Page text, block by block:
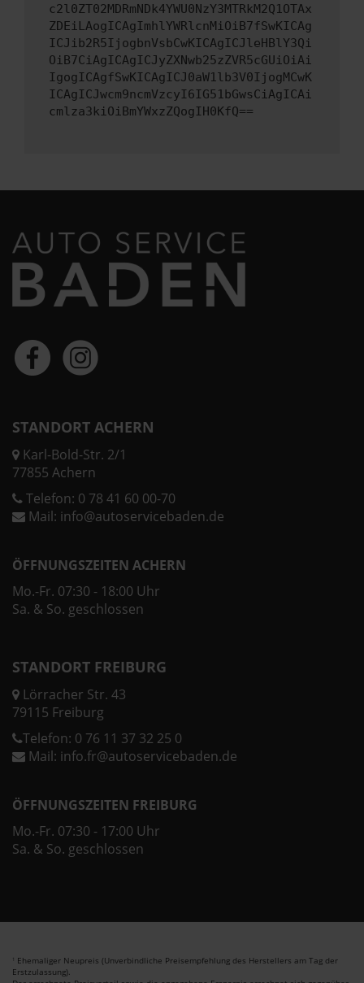
c2l0ZT02MDRmNDk4YWU0NzY3MTRkM2Q1OTAx
ZDEiLAogICAgImhlYWRlcnMiOiB7fSwKICAg
ICJib2R5IjogbnVsbCwKICAgICJleHBlY3Qi
OiB7CiAgICAgICJyZXNwb25zZVR5cGUiOiAi
IgogICAgfSwKICAgICJ0aW1lb3V0IjogMCwK
ICAgICJwcm9ncmVzcyI6IG51bGwsCiAgICAi
cmlza3kiOiBmYWxzZQogIH0KfQ==
STANDORT ACHERN
Karl-Bold-Str. 2/1
77855 Achern
Telefon: 0 78 41 60 00-70
Mail: info@autoservicebaden.de
ÖFFNUNGSZEITEN ACHERN
Mo.-Fr. 07:30 - 18:00 Uhr
Sa. & So. geschlossen
STANDORT FREIBURG
Lörracher Str. 43
79115 Freiburg
Telefon: 0 76 11 37 32 25 0
Mail: info.fr@autoservicebaden.de
ÖFFNUNGSZEITEN FREIBURG
Mo.-Fr. 07:30 - 17:00 Uhr
Sa. & So. geschlossen
1 Ehemaliger Neupreis (Unverbindliche Preisempfehlung des Herstellers am Tag der
Erstzulassung).